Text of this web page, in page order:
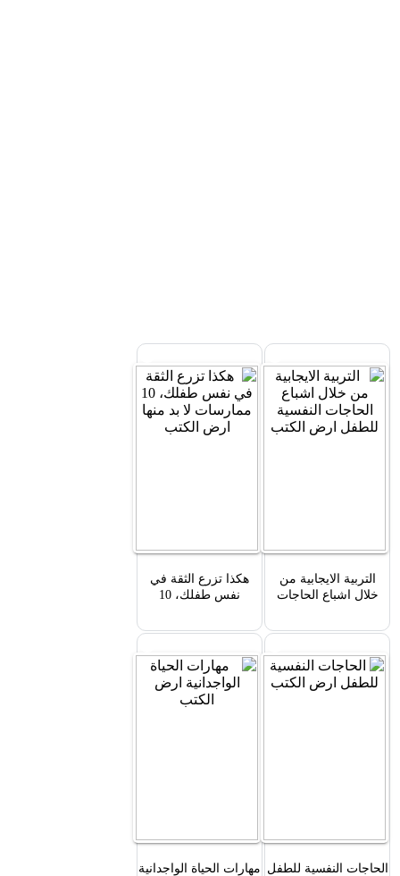
التربية الايجابية من
خلال اشباع الحاجات
هكذا تزرع الثقة في
نفس طفلك، 10
الحاجات النفسية للطفل مهارات الحياة الواجدانية